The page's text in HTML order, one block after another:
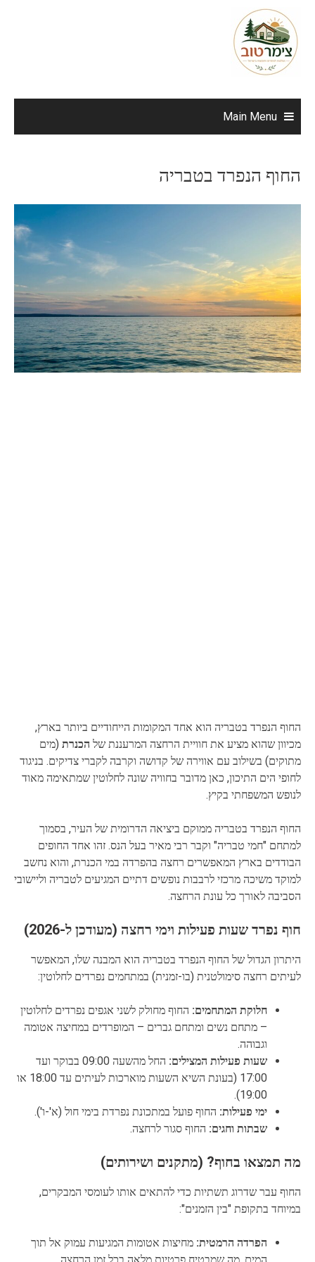
content
Main Menu
החוף הנפרד בטבריה
החוף הנפרד בטבריה הוא אחד המקומות הייחודיים ביותר בארץ,
מכיוון שהוא מציע את חוויית הרחצה המרעננת של הכנרת (מים
מתוקים) בשילוב עם אווירה של קדושה וקרבה לקברי צדיקים. בניגוד
לחופי הים התיכון, כאן מדובר בחוויה שונה לחלוטין שמתאימה מאוד
לנופש המשפחתי בקיץ.
החוף הנפרד בטבריה ממוקם ביציאה הדרומית של העיר, בסמוך
למתחם "חמי טבריה" וקבר רבי מאיר בעל הנס. זהו אחד החופים
הבודדים בארץ המאפשרים רחצה בהפרדה במי הכנרת, והוא נחשב
למוקד משיכה מרכזי לרבבות נופשים דתיים המגיעים לטבריה וליישובי
הסביבה לאורך כל עונת הרחצה.
חוף נפרד שעות פעילות וימי רחצה (מעודכן ל-2026)
היתרון הגדול של החוף הנפרד בטבריה הוא המבנה שלו, המאפשר
לעיתים רחצה סימולטנית (בו-זמנית) במתחמים נפרדים לחלוטין:
חלוקת המתחמים: החוף מחולק לשני אגפים נפרדים לחלוטין
– מתחם נשים ומתחם גברים – המופרדים במחיצה אטומה
וגבוהה.
שעות פעילות המצילים:
החל מהשעה 09:00 בבוקר ועד
17:00 (בעונת השיא השעות מוארכות לעיתים עד 18:00 או
19:00).
ימי פעילות: החוף פועל במתכונת נפרדת בימי חול (א'-ו').
שבתות וחגים: החוף סגור לרחצה.
מה תמצאו בחוף? (מתקנים ושירותים)
החוף עבר שדרוג תשתיות כדי להתאים אותו לעומסי המבקרים,
במיוחד בתקופת "בין הזמנים":
הפרדה הרמטית: מחיצות אטומות המגיעות עמוק אל תוך